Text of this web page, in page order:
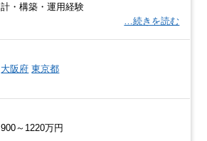
計・構築・運用経験
…続きを読む
大阪府 東京都
900～1220万円